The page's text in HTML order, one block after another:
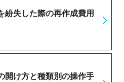
紛失した際の再作成費用
開け方と種類別の操作手